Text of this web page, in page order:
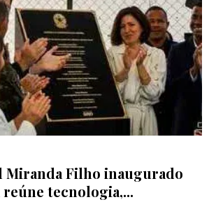
Miranda Filho inaugurado
tecnologia,...